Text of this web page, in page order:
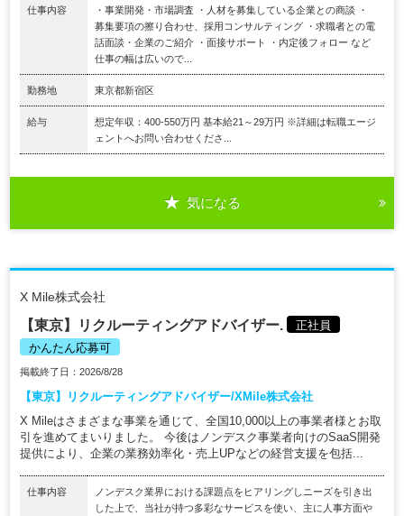
仕事内容
・事業開発・市場調査 ・人材を募集している企業との商談 ・
募集要項の擦り合わせ、採用コンサルティング ・求職者との電
話面談・企業のご紹介 ・面接サポート ・内定後フォロー など
仕事の幅は広いので...
勤務地 東京都新宿区
給与
想定年収：400-550万円 基本給21～29万円 ※詳細は転職エージ
ェントへお問い合わせくださ...
気になる
X Mile株式会社
【東京】リクルーティングアドバイザー.
正社員
かんたん応募可
掲載終了日：2026/8/28
【東京】リクルーティングアドバイザー/XMile株式会社
X Mileはさまざまな事業を通じて、全国10,000以上の事業者様とお取
引を進めてまいりました。 今後はノンデスク事業者向けのSaaS開発
提供により、企業の業務効率化・売上UPなどの経営支援を包括...
仕事内容
ノンデスク業界における課題点をヒアリングしニーズを引き出
した上で、当社が持つ多彩なサービスを使い、主に人事方面や